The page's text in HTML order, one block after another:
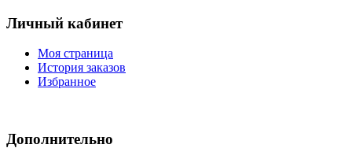
Личный кабинет
Моя страница
История заказов
Избранное
Дополнительно